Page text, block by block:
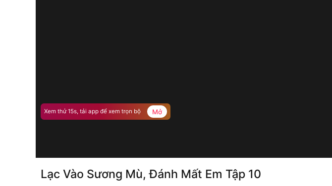
Xem thử 15s, tải app để xem trọn bộ Mở
Lạc Vào Sương Mù, Đánh Mất Em Tập 10